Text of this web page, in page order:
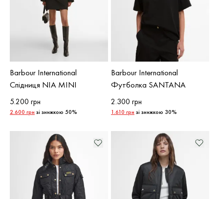
Barbour International
Спідниця NIA MINI
5.200 грн
2.600 грн зі знижкою 50%
Barbour International
Футболка SANTANA
2.300 грн
1.610 грн зі знижкою 30%